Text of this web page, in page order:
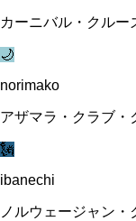
カーニバル・クルー
🌙
norimako
アザマラ・クラブ・
🗽
ibanechi
ノルウェージャン・